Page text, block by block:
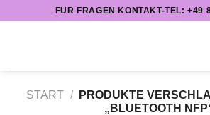
FÜR FRAGEN KONTAKT-TEL: +49
START /
PRODUKTE
„BLUETOOTH